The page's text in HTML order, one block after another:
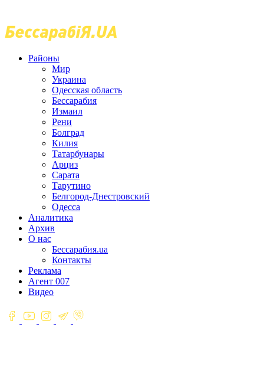
Районы
Мир
Украина
Одесская область
Бессарабия
Измаил
Рени
Болград
Килия
Татарбунары
Арциз
Сарата
Тарутино
Белгород-Днестровский
Одесса
Аналитика
Архив
О нас
Бессарабия.ua
Контакты
Реклама
Агент 007
Видео